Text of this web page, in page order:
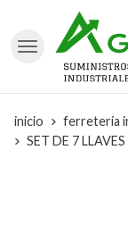
inicio
ferretería